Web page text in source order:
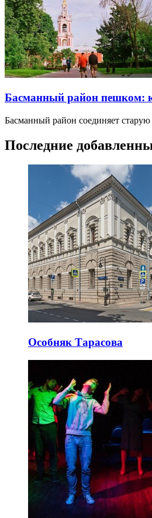
Басманный район пешком:
Басманный район соединяет
Последние
Особняк Тарасова